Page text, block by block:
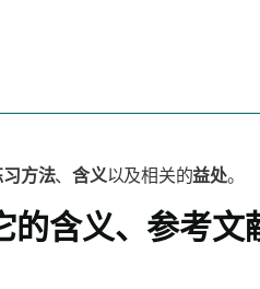
方法、含义以及相关的益处。
的含义、参考文